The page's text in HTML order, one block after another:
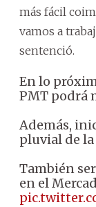
más fácil
vamos a
sentenció.
En lo
PMT podrá
Además,
pluvial de
También
en el